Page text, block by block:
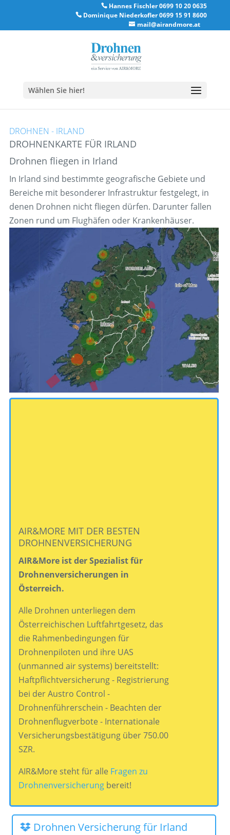
Hannes Fischler 0699 10 20 0635
Dominique Niederkofler 0699 15 91 8600
mail@airandmore.at
Wählen Sie hier!
DROHNEN - IRLAND
DROHNENKARTE FÜR IRLAND
Drohnen fliegen in Irland
In Irland sind bestimmte geografische Gebiete und
Bereiche mit besonderer Infrastruktur festgelegt, in
denen Drohnen nicht fliegen dürfen. Darunter fallen
Zonen rund um Flughäfen oder Krankenhäuser.
AIR&MORE MIT DER BESTEN
DROHNENVERSICHERUNG
AIR&More ist der Spezialist für
Drohnenversicherungen in
Österreich.
Alle Drohnen unterliegen dem
Österreichischen Luftfahrtgesetz, das
die Rahmenbedingungen für
Drohnenpiloten und ihre UAS
(unmanned air systems) bereitstellt:
Haftpflichtversicherung - Registrierung
bei der Austro Control -
Drohnenführerschein - Beachten der
Drohnenflugverbote - Internationale
Versicherungsbestätigung über 750.00
SZR.
AIR&More steht für alle Fragen zu
Drohnenversicherungbereit!
Drohnen Versicherung für Irland